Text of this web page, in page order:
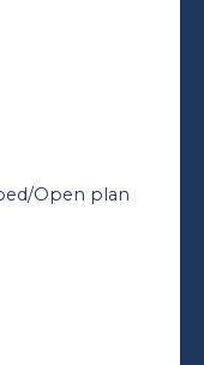
Open plan